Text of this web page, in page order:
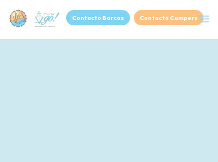
Contacto Barcos Contacto Campers